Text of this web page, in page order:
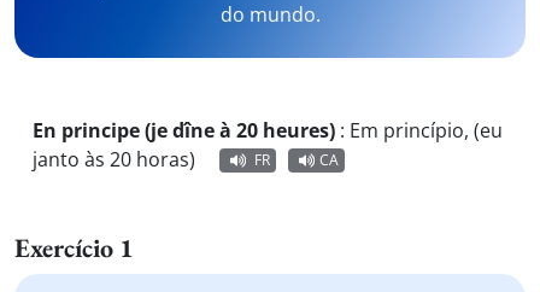
do mundo.
En principe (je dîne à 20 heures) : Em princípio, (eu
janto às 20 horas)
FR CA
Exercício 1